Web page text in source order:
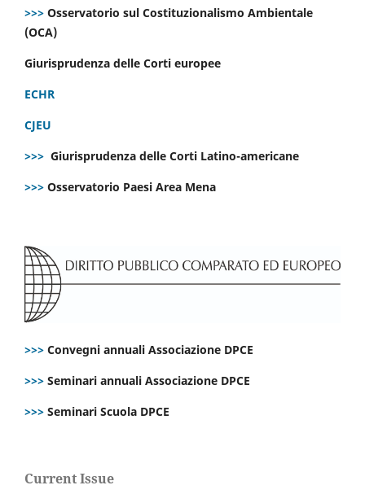
>>> Osservatorio sul Costituzionalismo Ambientale
(OCA)
Giurisprudenza delle Corti europee
ECHR
CJEU
>>> Giurisprudenza delle Corti Latino-americane
>>> Osservatorio Paesi Area Mena
>>> Convegni annuali Associazione DPCE
>>> Seminari annuali Associazione DPCE
>>> Seminari Scuola DPCE
Current Issue